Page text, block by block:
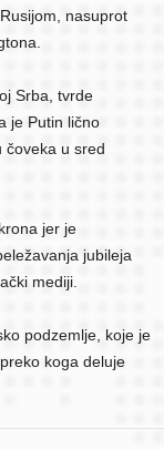
nasuprot
Srba, tvrde
je Putin lično
čoveka u sred
jer je
jubileja
mediji.
podzemlje, koje je
koga deluje